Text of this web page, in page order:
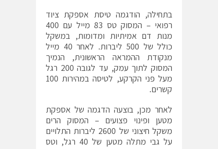
בתחילה, הודגמה טיסת אספקת ציוד
רפואי – המסוק טס 83 מייל עם 400
מנות דם אמיתיות ומדומות, במשקל
כולל של 500 ליברות. לאחר 40 מייל
מנקודת ההמראה הראשונית, הנמיך
המסוק לתוך עמק, עד לגובה 200 רגל
מעל פני הקרקע, לטיסה במהירות 100
קשרים.
לאחר מכן, בוצעה הדגמה של אספקת
מטען ופינוי פצועים – המסוק הרים
משקל חיצוני של 2600 ליברות התלויים
על גבי מתלה מטען של 40 רגל, וטס